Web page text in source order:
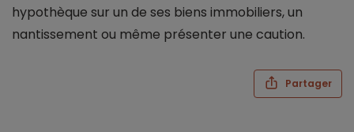
hypothèque sur un de ses biens immobiliers, un
nantissement ou même présenter une caution.
Partager